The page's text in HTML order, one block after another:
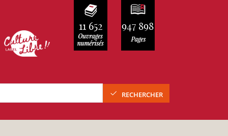
11 652 947 898
RECHERCHER